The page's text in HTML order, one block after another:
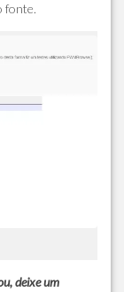
fonte.
deixe um